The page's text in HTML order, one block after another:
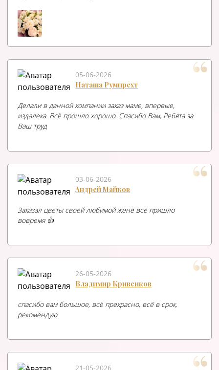
05-06-2026
Наташа Румпрехт
Делали в данной компании заказ маме, впервые,
издалека. Всё прошло хорошо. Спасибо Вам, Ребята за
Ваш труд
03-06-2026
Андрей Майков
Заказал цветы своей любимой жене все пришло
вовремя 👍
26-05-2026
Владимир Кривенков
спасибо вам большое, всё прекрасно, всё в срок,
рекомендую
21-05-2026